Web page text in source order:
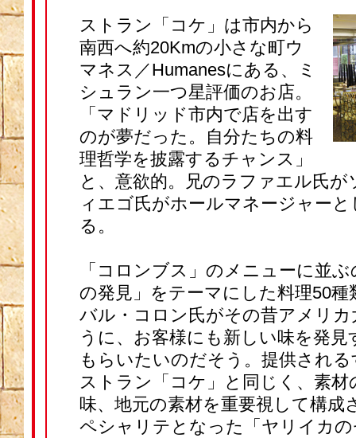
ストラン「コケ」は市内から
南西へ約20Kmの小さな町ウ
マネス／Humanesにある、ミ
シュラン一つ星評価のお店。
「マドリッド市内で店を出す
のが夢だった。自分たちの料
理哲学を披露するチャンス」
と、意欲的。兄のラファエル氏
ィエゴ氏がホールマネージャー
る。
「コロンブス」のメニューに並
の発見」をテーマにした料理50種
バル・コロン氏がその昔アメリ
うに、お客様にも新しい味を発
もらいたいのだそう。提供され
ストラン「コケ」と同じく、素材
味、地元の素材を重要視して構成
ペシャリテとなった「ヤリイカ